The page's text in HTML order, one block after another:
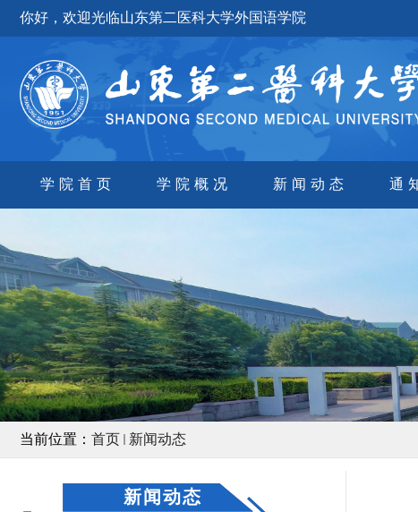
你好，欢迎光临山东第二医科大学外国语学院
学院首页 学院概况 新闻动态 通
当前位置： 首页 新闻动态
新闻动态